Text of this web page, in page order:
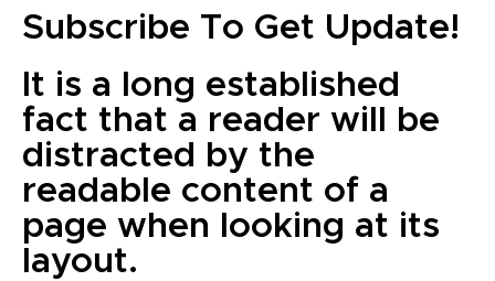
Subscribe To Get Update!
It is a long established
fact that a reader will be
distracted by the
readable content of a
page when looking at its
layout.